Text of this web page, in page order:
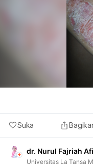
Suka
dr. Nurul Fajriah
Universitas La Tansa